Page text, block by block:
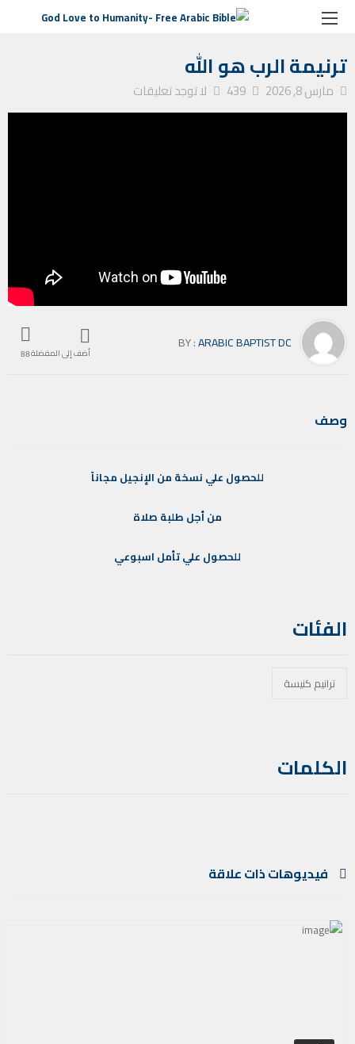
الصفحة الرئيسية ترانيم كنيسة ترنيمة الرب هو الله
ترنيمة الرب هو الله
مارس 8, 2026 439 لا توجد تعليقات
أضف إلى المفضلة88
BY :ARABIC BAPTIST DC
وصف
للحصول علي نسخة من الإنجيل مجاناً
منأجل طلبة صلاة
للحصول عليتأمل اسبوعي
الفئات
ترانيم كنيسة
الكلمات
فيديوهات ذات علاقة